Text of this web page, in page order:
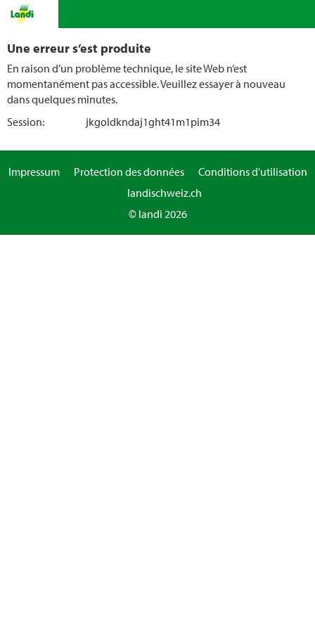
Une erreur s’est produite
En raison d’un problème technique, le site Web n’est
momentanément pas accessible. Veuillez essayer à nouveau
dans quelques minutes.
Session:
jkgoldkndaj1ght41m1pim34
Impressum Protection des données
Conditions d'utilisation
landischweiz.ch
© landi 2026